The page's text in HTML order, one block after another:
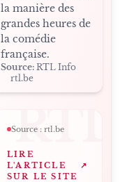
la manière des
grandes heures de
la comédie
française.
Source: RTL Info
rtl.be
RTL
Source : rtl.be
LIRE
L'ARTICLE
SUR LE SITE
↗